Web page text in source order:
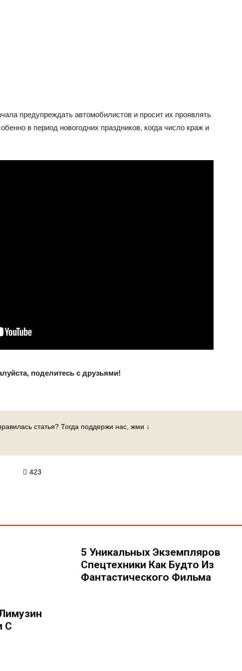
предупреждать автомобилистов и просит их проявлять
в период новогодних праздников, когда число краж и
поделитесь с друзьями!
статья? Тогда поддержи нас, жми ↓
423
5 Уникальных Экземпляров
Спецтехники Как Будто Из
Фантастического Фильма
С